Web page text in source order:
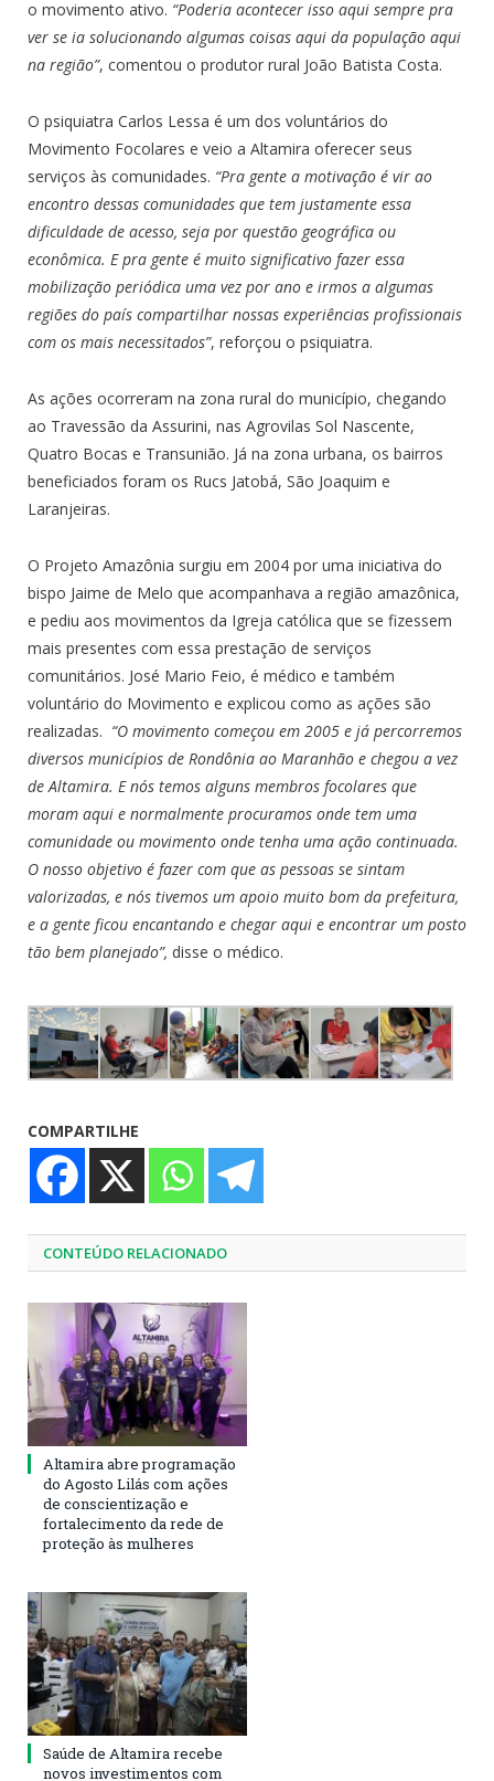
o movimento ativo. “Poderia acontecer isso aqui sempre pra
ver se ia solucionando algumas coisas aqui da população aqui
na região”, comentou o produtor rural João Batista Costa.
O psiquiatra Carlos Lessa é um dos voluntários do
Movimento Focolares e veio a Altamira oferecer seus
serviços às comunidades. “Pra gente a motivação é vir ao
encontro dessas comunidades que tem justamente essa
dificuldade de acesso, seja por questão geográfica ou
econômica. E pra gente é muito significativo fazer essa
mobilização periódica uma vez por ano e irmos a algumas
regiões do país compartilhar nossas experiências profissionais
com os mais necessitados”, reforçou o psiquiatra.
As ações ocorreram na zona rural do município, chegando
ao Travessão da Assurini, nas Agrovilas Sol Nascente,
Quatro Bocas e Transunião. Já na zona urbana, os bairros
beneficiados foram os Rucs Jatobá, São Joaquim e
Laranjeiras.
O Projeto Amazônia surgiu em 2004 por uma iniciativa do
bispo Jaime de Melo que acompanhava a região amazônica,
e pediu aos movimentos da Igreja católica que se fizessem
mais presentes com essa prestação de serviços
comunitários. José Mario Feio, é médico e também
voluntário do Movimento e explicou como as ações são
realizadas. “O movimento começou em 2005 e já percorremos
diversos municípios de Rondônia ao Maranhão e chegou a vez
de Altamira. E nós temos alguns membros focolares que
moram aqui e normalmente procuramos onde tem uma
comunidade ou movimento onde tenha uma ação continuada.
O nosso objetivo é fazer com que as pessoas se sintam
valorizadas, e nós tivemos um apoio muito bom da prefeitura,
e a gente ficou encantando e chegar aqui e encontrar um posto
tão bem planejado”, disse o médico.
COMPARTILHE
CONTEÚDO RELACIONADO
Altamira abre programação
do Agosto Lilás com ações
de conscientização e
fortalecimento da rede de
proteção às mulheres
Saúde de Altamira recebe
novos investimentos com